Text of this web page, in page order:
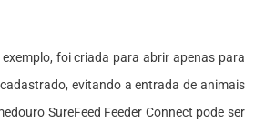
foi criada para abrir apenas para
evitando a entrada de animais
SureFeed Feeder Connect pode ser